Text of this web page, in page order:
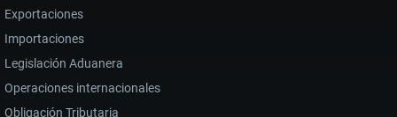
Exportaciones
Importaciones
Legislación Aduanera
Operaciones internacionales
Obligación Tributaria